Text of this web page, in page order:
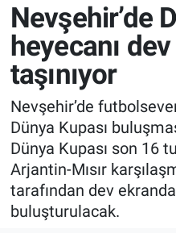
Nevşehir’de
heyecanı
taşınıyor
Nevşehir’de
Dünya Kupası
Dünya Kupası son 16
Arjantin-Mısır
tarafından dev
buluşturulacak.
SEÇİM
Muşkara Özel
Ekonomi
Kapadokya
Turizm
Kültür - Sanat
Nevşehir Trafik
Süper Lig Puan
Tüm Manşetler
Son Dakika Haberleri
Haber Arşivi